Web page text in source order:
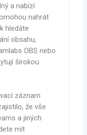
a nabízí
nahrát
hledáte
obsahu,
OBS nebo
širokou
záznam
že vše
a jiných
mít